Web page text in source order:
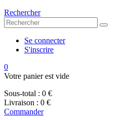
Rechercher
Se connecter
S'inscrire
0
Votre panier est vide
Sous-total : 0 €
Livraison : 0 €
Commander